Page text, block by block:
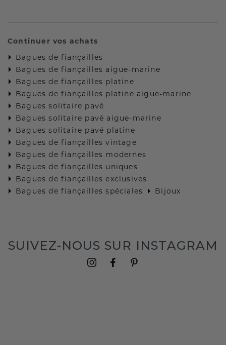
Continuer vos achats
Bagues de fiançailles
Bagues de fiançailles aigue-marine
Bagues de fiançailles platine
Bagues de fiançailles platine aigue-marine
Bagues solitaire pavé
Bagues solitaire pavé aigue-marine
Bagues solitaire pavé platine
Bagues de fiançailles vintage
Bagues de fiançailles modernes
Bagues de fiançailles uniques
Bagues de fiançailles exclusives
Bagues de fiançailles spéciales
Bijoux
SUIVEZ-NOUS SUR INSTAGRAM